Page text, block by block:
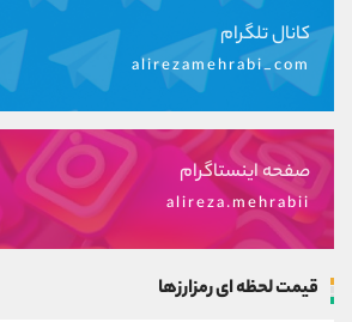
کانال تلگرام
alirezamehrabi_com
صفحه اینستاگرام
alireza.mehrabii
قیمت لحظه ای رمزارزها